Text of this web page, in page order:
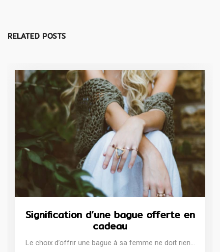
RELATED POSTS
Signification d’une bague offerte en
cadeau
Le choix d’offrir une bague à sa femme ne doit rien…